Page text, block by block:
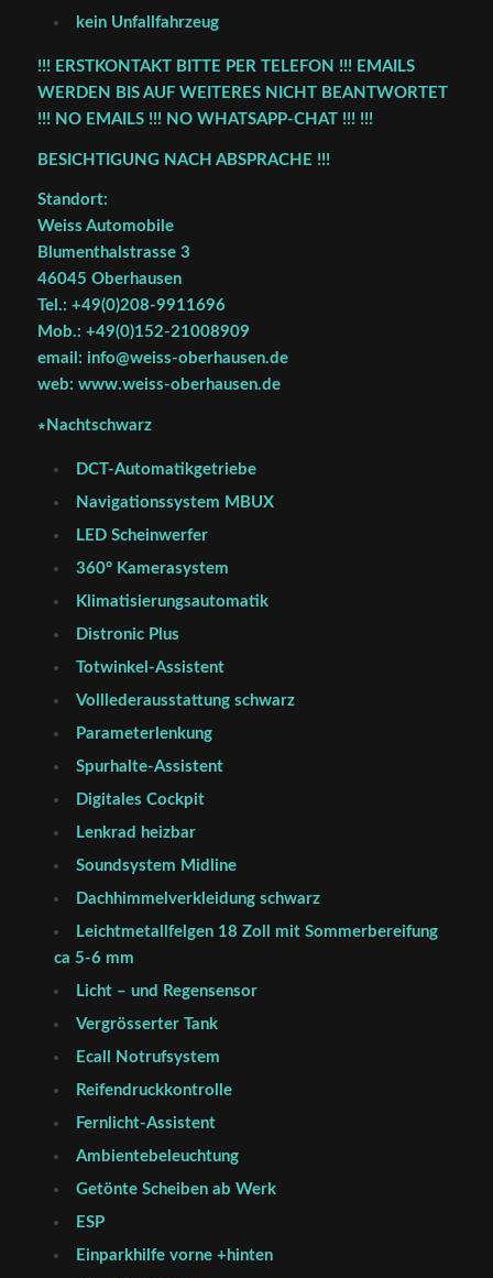
kein Unfallfahrzeug
!!! ERSTKONTAKT BITTE PER TELEFON !!! EMAILS
WERDEN BIS AUF WEITERES NICHT BEANTWORTET
!!! NO EMAILS !!! NO WHATSAPP-CHAT !!! !!!
BESICHTIGUNG NACH ABSPRACHE !!!
Standort:
Weiss Automobile
Blumenthalstrasse 3
46045 Oberhausen
Tel.: +49(0)208-9911696
Mob.: +49(0)152-21008909
email: info@weiss-oberhausen.de
web: www.weiss-oberhausen.de
∗Nachtschwarz
DCT-Automatikgetriebe
Navigationssystem MBUX
LED Scheinwerfer
360° Kamerasystem
Klimatisierungsautomatik
Distronic Plus
Totwinkel-Assistent
Volllederausstattung schwarz
Parameterlenkung
Spurhalte-Assistent
Digitales Cockpit
Lenkrad heizbar
Soundsystem Midline
Dachhimmelverkleidung schwarz
Leichtmetallfelgen 18 Zoll mit Sommerbereifung
ca 5-6 mm
Licht – und Regensensor
Vergrösserter Tank
Ecall Notrufsystem
Reifendruckkontrolle
Fernlicht-Assistent
Ambientebeleuchtung
Getönte Scheiben ab Werk
ESP
Einparkhilfe vorne +hinten